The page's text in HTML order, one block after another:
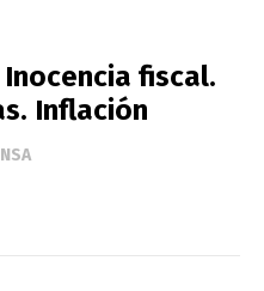
fiscal.
Inflación